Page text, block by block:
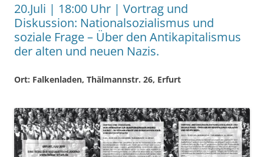
20.Juli | 18:00 Uhr | Vortrag und
Diskussion: Nationalsozialismus und
soziale Frage – Über den Antikapitalismus
der alten und neuen Nazis.
Ort: Falkenladen, Thälmannstr. 26, Erfurt